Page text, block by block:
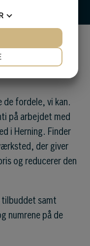
af
de fordele, vi kan.
på arbejdet med
i Herning. Finder
der giver
og reducerer den
tilbuddet samt
numrene på de